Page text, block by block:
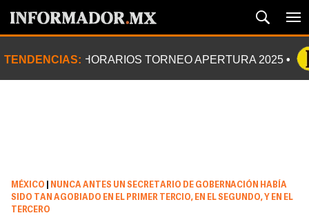
TENDENCIAS: HORARIOS TORNEO APERTURA 2025
MÉXICO
NUNCA ANTES UN SECRETARIO DE GOBERNACIÓN HABÍA
SIDO TAN AGOBIADO EN EL PRIMER TERCIO, EN EL SEGUNDO, Y EN EL
TERCERO